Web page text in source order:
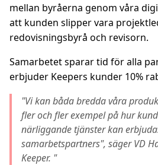
mellan byråerna genom våra
att kunden slipper vara
redovisningsbyrå och revisorn.
Samarbetet sparar tid för alla
erbjuder Keepers kunder 10%
"Vi kan båda bredda våra
fler och fler exempel på hur
närliggande tjänster kan
samarbetspartners", säger VD
Keeper. "